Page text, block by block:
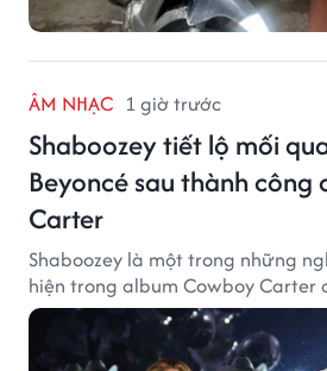
ÂM NHẠC 1 giờ trước
Shaboozey tiết lộ mối
Beyoncé sau thành công
Carter
Shaboozey là một trong những
hiện trong album Cowboy Carter